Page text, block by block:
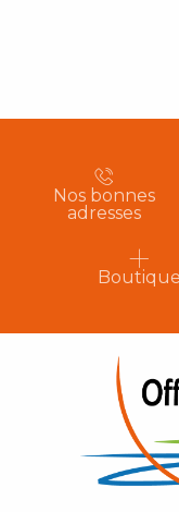
Nos bonnes
adresses
Boutique